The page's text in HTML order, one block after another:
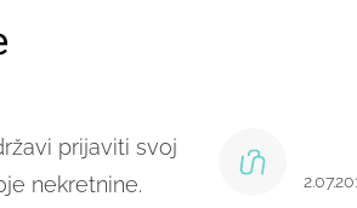
prijaviti svoj
nekretnine.